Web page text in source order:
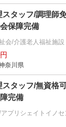
スタッフ/調理師
保障完備
会/介護老人福祉施
奈川県
スタッフ/無資格
完備
プリシェイトイノセ